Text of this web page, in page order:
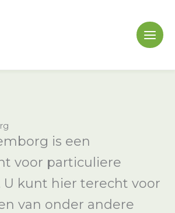
is een
voor particuliere
U kunt hier terecht voor
van onder andere